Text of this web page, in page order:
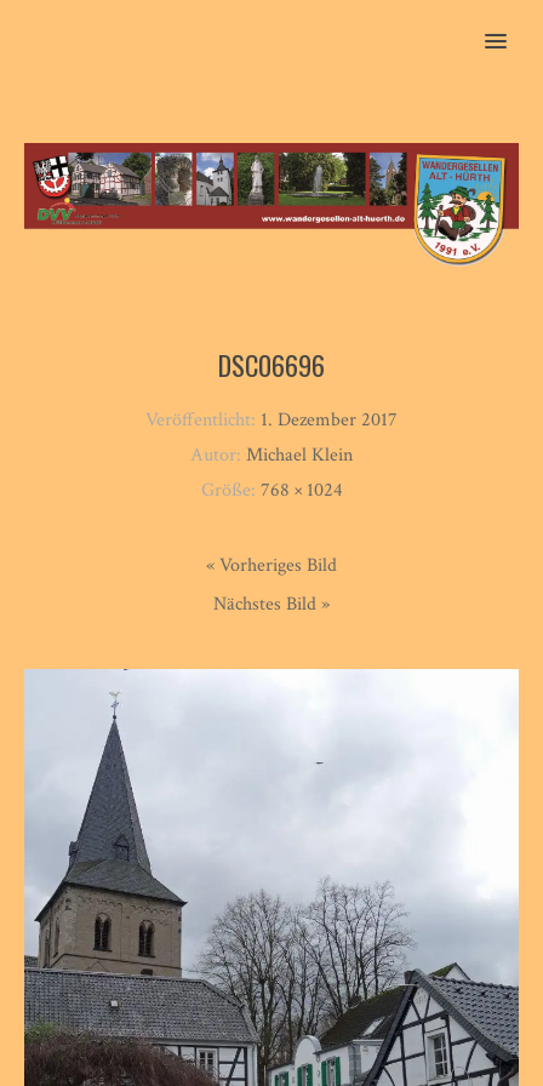
MENU
DSC06696
Veröffentlicht: 1. Dezember 2017
Autor: Michael Klein
Größe: 768 × 1024
« Vorheriges Bild
Nächstes Bild »